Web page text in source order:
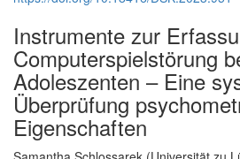
Instrumente zur
Computerspielstörung
Adoleszenten – Eine
Überprüfung
Eigenschaften